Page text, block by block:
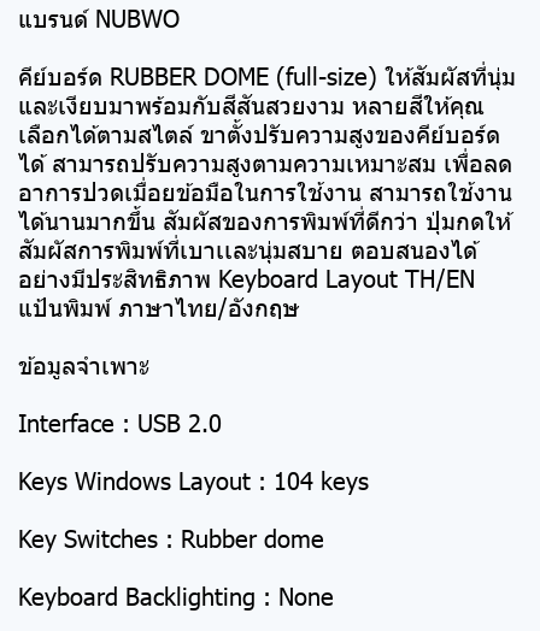
แบรนด์ NUBWO
คีย์บอร์ด RUBBER DOME (full-size) ให้สัมผัสที่นุ่ม
และเงียบมาพร้อมกับสีสันสวยงาม หลายสีให้คุณ
เลือกได้ตามสไตล์ ขาตั้งปรับความสูงของคีย์บอร์ด
ได้ สามารถปรับความสูงตามความเหมาะสม เพื่อลด
อาการปวดเมื่อยข้อมือในการใช้งาน สามารถใช้งาน
ได้นานมากขึ้น สัมผัสของการพิมพ์ที่ดีกว่า ปุ่มกดให้
สัมผัสการพิมพ์ที่เบาเเละนุ่มสบาย ตอบสนองได้
อย่างมีประสิทธิภาพ Keyboard Layout TH/EN
แป้นพิมพ์ ภาษาไทย/อังกฤษ
ข้อมูลจำเพาะ
Interface : USB 2.0
Keys Windows Layout : 104 keys
Key Switches : Rubber dome
Keyboard Backlighting : None